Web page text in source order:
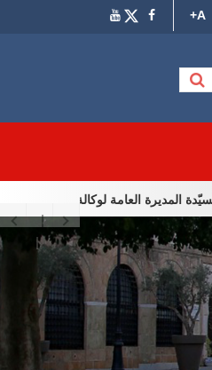
A+
العامة لوكالة إحياء التراث